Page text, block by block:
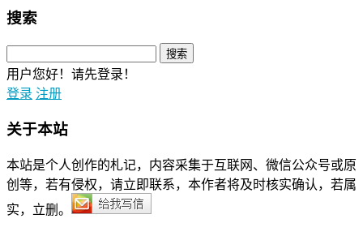
搜索
用户您好！请先登录！
登录 注册
关于本站
本站是个人创作的札记，内容采集于互联网、微信公众号或原
创等，若有侵权，请立即联系，本作者将及时核实确认，若属
实，立删。